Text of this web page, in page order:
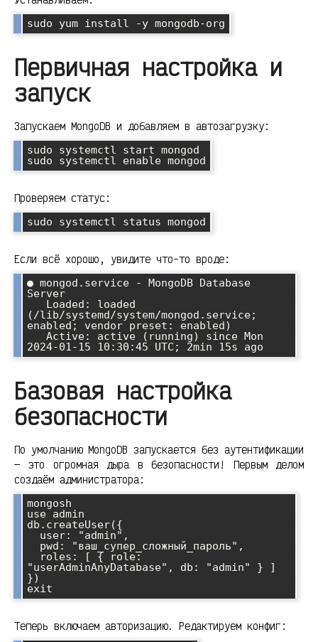
sudo yum install -y mongodb-org
Первичная настройка и
запуск
Запускаем MongoDB и добавляем в автозагрузку:
sudo systemctl start mongod
sudo systemctl enable mongod
Проверяем статус:
sudo systemctl status mongod
Если всё хорошо, увидите что-то вроде:
● mongod.service - MongoDB Database
Server
(/lib/systemd/system/mongod.service;
enabled; vendor preset: enabled)
2024-01-15 10:30:45 UTC; 2min 15s ago
Базовая настройка
безопасности
По умолчанию MongoDB запускается без аутентификации
— это огромная дыра в безопасности! Первым делом
создаём администратора:
mongosh
use admin
db.createUser({
"userAdminAnyDatabase", db: "admin" } ]
})
exit
Теперь включаем авторизацию. Редактируем конфиг: